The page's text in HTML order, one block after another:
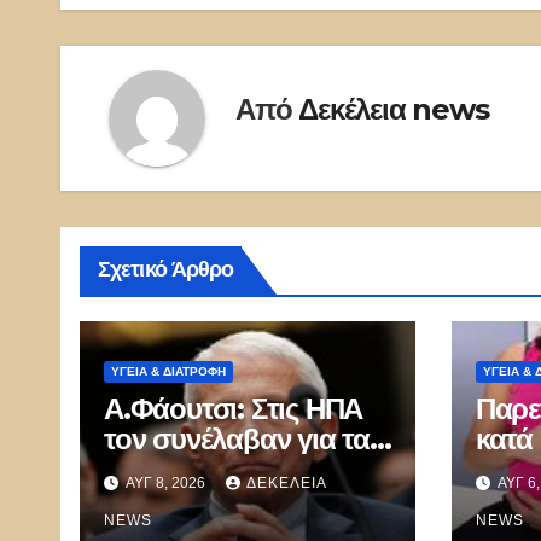
Από Δεκέλεια news
Σχετικό Άρθρο
ΥΓΕΙΑ & ΔΙΑΤΡΟΦΗ
Α.Φάουτσι: Στις ΗΠΑ
τον συνέλαβαν για τα
εγκλήματά του στην
πανδημία – Στην
Ελλάδα τον έκαναν
ΑΥΓ 8, 2026 ΔΕΚΈΛΕΙΑ
NEWS
ΥΓΕΙΑ &
δις
ΑΥΓ
NEWS